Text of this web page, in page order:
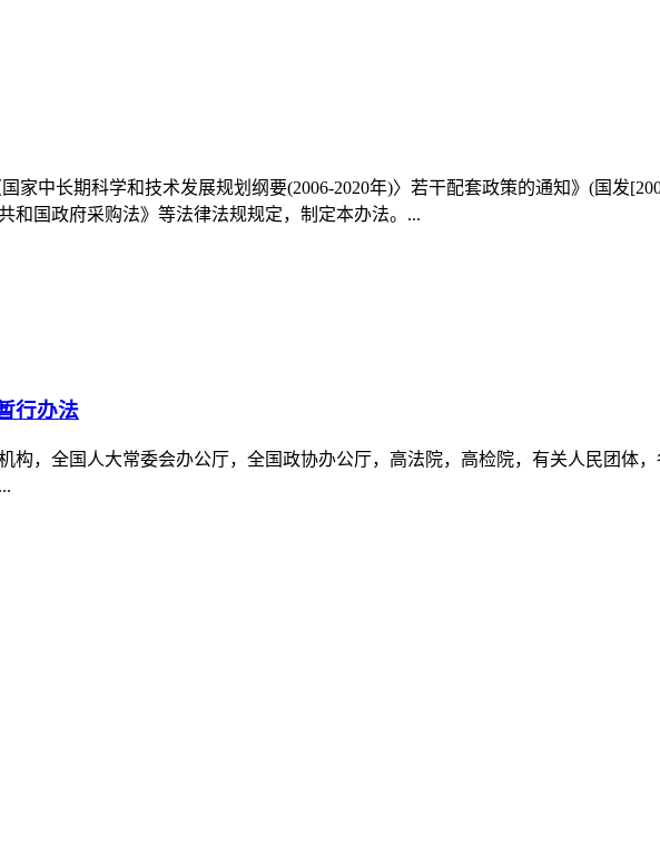
家中长期科学和技术发展规划纲要(2006-2020年)〉若干配套政策的通知》(国发
和国政府采购法》等法律法规规定，制定本办法。...
行办法
构，全国人大常委会办公厅，全国政协办公厅，高法院，高检院，有关人民团体